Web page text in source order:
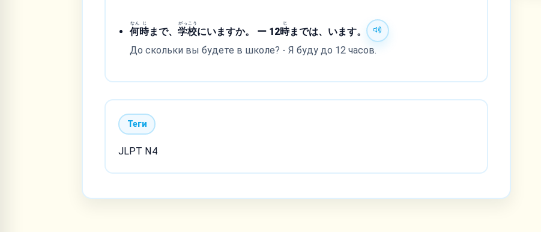
何
なん
時
じ
まで、学
がっ
校
こう
にいますか。 ー 12時
じ
までは、います。
До скольки вы будете в школе? - Я буду до 12 часов.
Теги
JLPT N4